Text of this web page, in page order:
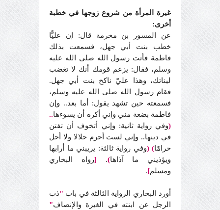
غيرة المرأة من شروع زوجها في خطبة
أخرى:
عن المسور بن مخرمة قال: إن عليًّا
خطب بنت أبي جهل، فسمعت بذلك
فاطمة فأتت رسول الله صلى الله عليه
وسلم، فقال: يزعم قومك أنك لا تغضب
لبناتك، وهذا عليّ ناكح بنت أبي جهل.
فقام رسول الله صلى الله عليه وسلم،
فسمعته حين تشهد يقول: أما بعد.. وإن
فاطمة بضعة مني وإني أكره أن يسوءها..
(وفي رواية ثانية: وإني أتخوف أن تفتن
في دينها.. وإني لست أحرم حلالا ولا أحل
حرامًا)
(وفي رواية ثالثة: يريبني ما أرابها
ويؤذيني ما آذاها)
.
[رواه البخاري
ومسلم]
.
أورد البخاري الرواية الثالثة في باب "ذب
الرجل عن ابنته في الغيرة والإنصاف"